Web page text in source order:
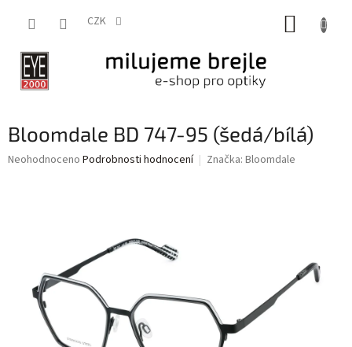
CZK
Bloomdale BD 747-95 (šedá/bílá)
Průměrné
Neohodnoceno Podrobnosti hodnocení Značka: Bloomdale